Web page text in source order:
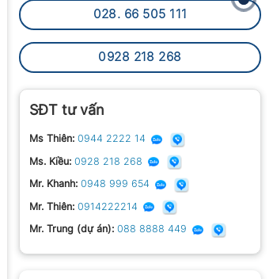
028. 66 505 111
0928 218 268
SĐT tư vấn
Ms Thiên: 0944 2222 14
Ms. Kiều: 0928 218 268
Mr. Khanh: 0948 999 654
Mr. Thiên: 0914222214
Mr. Trung (dự án): 088 8888 449